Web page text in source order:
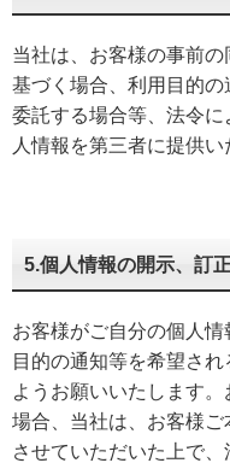
当社は、お客様の事前
基づく場合、利用目的
委託する場合等、法令
人情報を第三者に提供い
5.個人情報の開示、訂
お客様がご自分の個人
目的の通知等を希望さ
ようお願いいたします
場合、当社は、お客様
させていただいた上で